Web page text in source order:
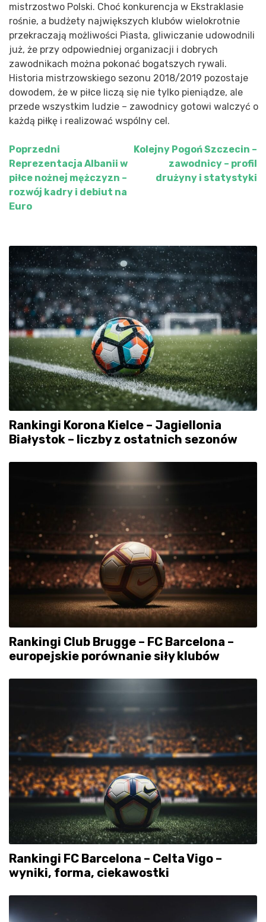
mistrzostwo Polski. Choć konkurencja w Ekstraklasie
rośnie, a budżety największych klubów wielokrotnie
przekraczają możliwości Piasta, gliwiczanie udowodnili
już, że przy odpowiedniej organizacji i dobrych
zawodnikach można pokonać bogatszych rywali.
Historia mistrzowskiego sezonu 2018/2019 pozostaje
dowodem, że w piłce liczą się nie tylko pieniądze, ale
przede wszystkim ludzie – zawodnicy gotowi walczyć o
każdą piłkę i realizować wspólny cel.
Nawigacja
wpisu
Poprzedni
Reprezentacja Albanii w
piłce nożnej mężczyzn –
rozwój kadry i debiut na
Euro
Kolejny Pogoń Szczecin –
zawodnicy – profil
drużyny i statystyki
Rankingi Korona Kielce – Jagiellonia
Białystok – liczby z ostatnich sezonów
Rankingi Club Brugge – FC Barcelona –
europejskie porównanie siły klubów
Rankingi FC Barcelona – Celta Vigo –
wyniki, forma, ciekawostki